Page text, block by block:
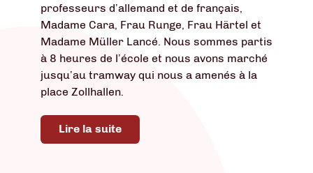
professeurs d’allemand et de français,
Madame Cara, Frau Runge, Frau Härtel et
Madame Müller Lancé. Nous sommes partis
à 8 heures de l’école et nous avons marché
jusqu’au tramway qui nous a amenés à la
place Zollhallen.
Lire la suite